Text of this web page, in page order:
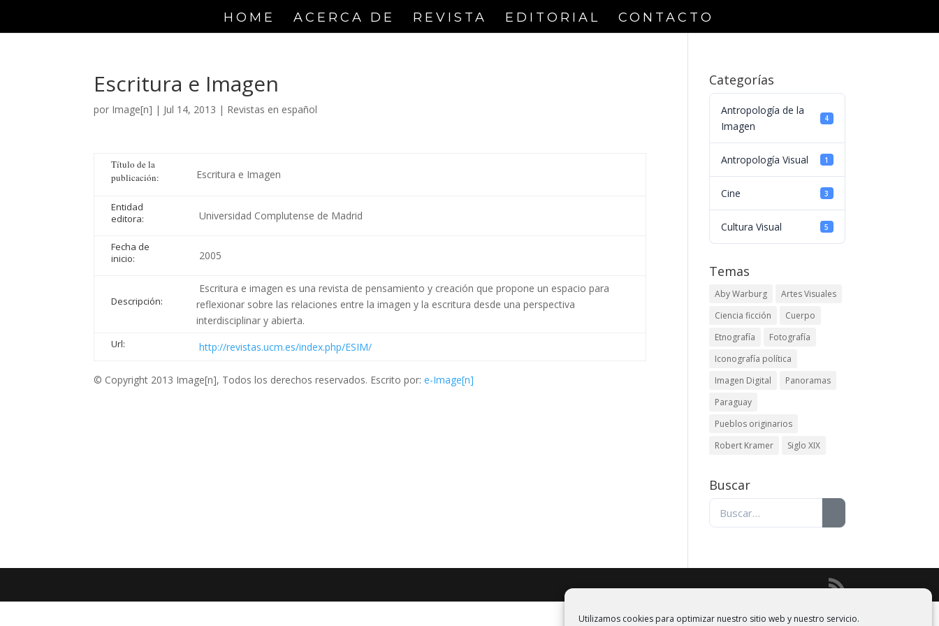
Utilizamos cookies para optimizar nuestro sitio web y nuestro servicio.
HOME ACERCA DE REVISTA EDITORIAL CONTACTO
Escritura e Imagen
por Image[n] | Jul 14, 2013 | Revistas en español
Título de la
publicación:
Escritura e Imagen
Entidad
editora:
Universidad Complutense de Madrid
Fecha de
inicio:
2005
Descripción:
Escritura e imagen es una revista de pensamiento y creación que propone un espacio para
reflexionar sobre las relaciones entre la imagen y la escritura desde una perspectiva
interdisciplinar y abierta.
Url: http://revistas.ucm.es/index.php/ESIM/
© Copyright 2013 Image[n], Todos los derechos reservados. Escrito por:e-Image[n]
Categorías
Antropología de la
Imagen
4
Antropología Visual 1
Cine 3
Cultura Visual 5
Temas
Aby Warburg
Artes Visuales
Ciencia ficción
Cuerpo
Etnografía
Fotografía
Iconografía política
Imagen Digital
Panoramas
Paraguay
Pueblos originarios
Robert Kramer
Siglo XIX
Buscar